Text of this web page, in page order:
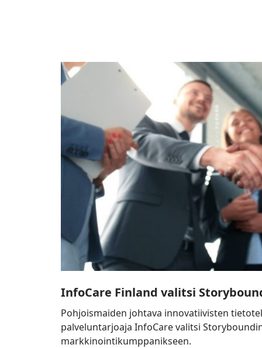
InfoCare
Finland
InfoCare Finland valitsi
Pohjoismaiden johtava innovatiivisten
palveluntarjoaja InfoCare valitsi
markkinointikumppanikseen.